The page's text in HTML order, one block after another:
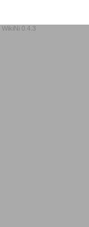
WikiNi 0.4.3